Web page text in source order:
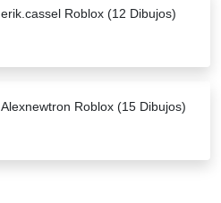
erik.cassel Roblox (12 Dibujos)
Alexnewtron Roblox (15 Dibujos)